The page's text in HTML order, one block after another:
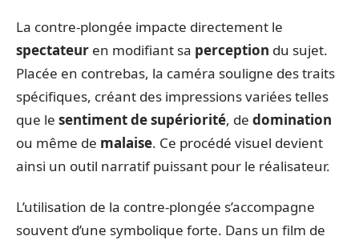
La contre-plongée impacte directement le
spectateur en modifiant sa perception du sujet.
Placée en contrebas, la caméra souligne des traits
spécifiques, créant des impressions variées telles
que le sentiment de supériorité, de domination
ou même de malaise. Ce procédé visuel devient
ainsi un outil narratif puissant pour le réalisateur.
L’utilisation de la contre-plongée s’accompagne
souvent d’une symbolique forte. Dans un film de